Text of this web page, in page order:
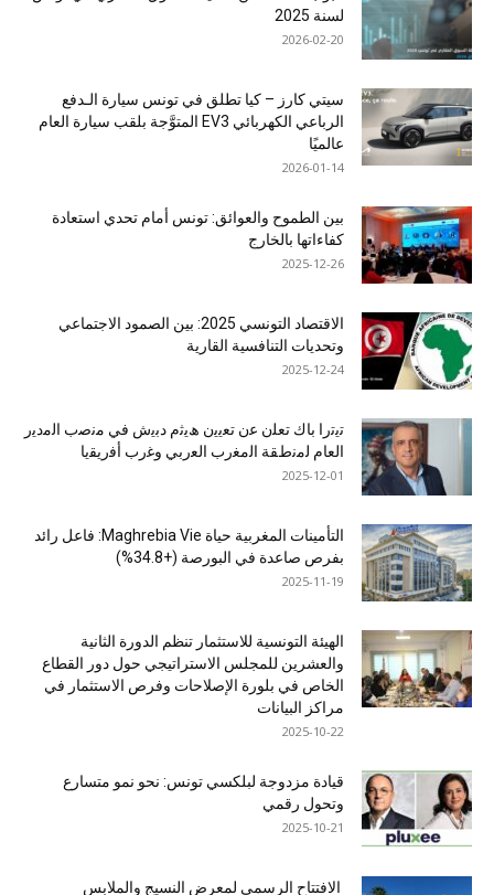
لسنة 2025
2026-02-20
سيتي كارز – كيا تطلق في تونس سيارة الـدفع
الرباعي الكهربائي EV3 المتوَّجة بلقب سيارة العام
عالميًا
2026-01-14
بين الطموح والعوائق: تونس أمام تحدي استعادة
كفاءاتها بالخارج
2025-12-26
الاقتصاد التونسي 2025: بين الصمود الاجتماعي
وتحديات التنافسية القارية
2025-12-24
ﺗﯾﺗرا ﺑﺎك ﺗﻌﻠن ﻋن ﺗﻌﯾﯾن ھﯾﺛم دﺑﯾش ﻓﻲ ﻣﻧﺻب اﻟﻣدﯾر
اﻟﻌﺎم ﻟﻣﻧطﻘﺔ اﻟﻣﻐرب اﻟﻌرﺑﻲ وﻏرب أﻓرﯾﻘﯾﺎ
2025-12-01
التأمينات المغربية حياة Maghrebia Vie: فاعل رائد
بفرص صاعدة في البورصة (+34.8%)
2025-11-19
الهيئة التونسية للاستثمار تنظم الدورة الثانية
والعشرين للمجلس الاستراتيجي حول دور القطاع
الخاص في بلورة الإصلاحات وفرص الاستثمار في
مراكز البيانات
2025-10-22
قيادة مزدوجة لبلكسي تونس: نحو نمو متسارع
وتحول رقمي
2025-10-21
الافتتاح الرسمي لمعرض النسيج والملابس